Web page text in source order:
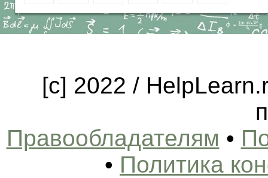
[c] 2022 /
Правообладателям •
• Политика